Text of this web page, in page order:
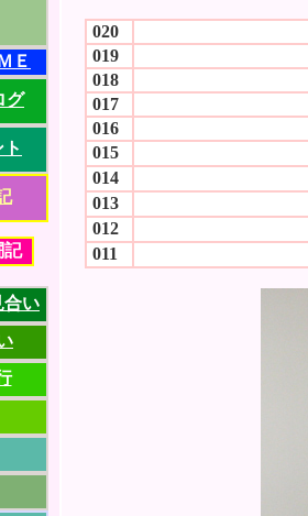
Ｅ
グ
記
合い
020
019
018
017
016
015
014
013
012
011